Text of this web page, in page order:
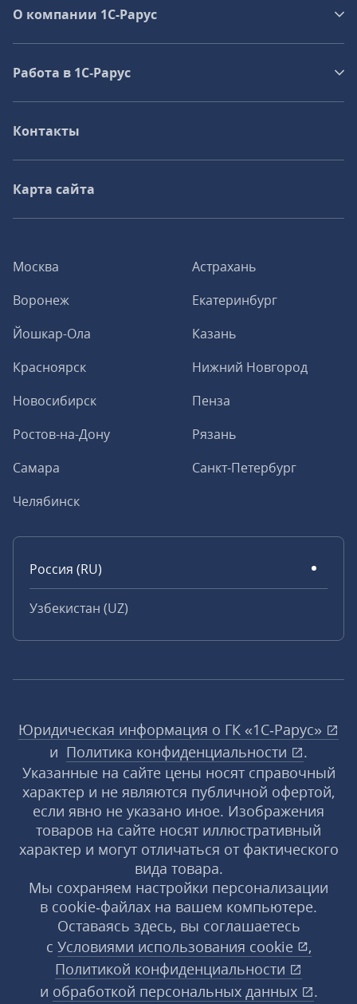
Москва
Астрахань
Воронеж
Екатеринбург
Йошкар-Ола
Казань
Красноярск
Нижний Новгород
Новосибирск
Пенза
Ростов-на-Дону
Рязань
Самара
Санкт-Петербург
Челябинск
Россия (RU)
Узбекистан (UZ)
О компании 1C-Рарус
Работа в 1С‑Рарус
Контакты
Карта сайта
Юридическая информация о ГК «1С‑Рарус»
и Политика конфиденциальности
.
Указанные на сайте цены носят справочный
характер и не являются публичной офертой,
если явно не указано иное. Изображения
товаров на сайте носят иллюстративный
характер и могут отличаться от фактического
вида товара.
Мы сохраняем настройки персонализации
в cookie‑файлах на вашем компьютере.
Оставаясь здесь, вы соглашаетесь
с Условиями использования cookie
,
Политикой конфиденциальности
и обработкой персональных данных
.